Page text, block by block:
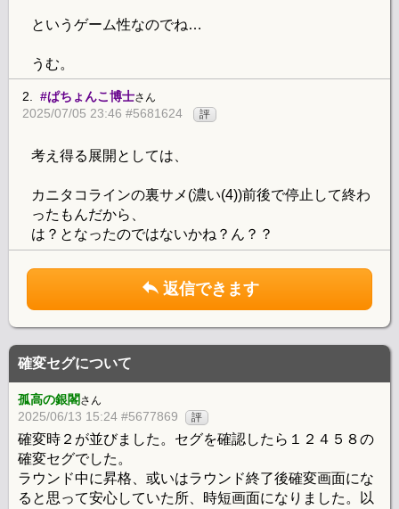
というゲーム性なのでね…
うむ。
2. #ぱちょんこ博士さん
2025/07/05 23:46 #5681624 評
考え得る展開としては、
カニタコラインの裏サメ(濃い(4))前後で停止して終わ
ったもんだから、
は？となったのではないかね？ん？？
返信できます
確変セグについて
孤高の銀閣さん
2025/06/13 15:24 #5677869 評
確変時２が並びました。セグを確認したら１２４５８の
確変セグでした。
ラウンド中に昇格、或いはラウンド終了後確変画面にな
ると思って安心していた所、時短画面になりました。以